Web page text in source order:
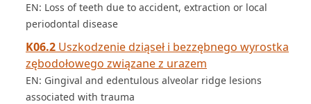
EN: Loss of teeth due to accident, extraction or local
periodontal disease
K06.2 Uszkodzenie dziąseł i bezzębnego wyrostka
zębodołowego związane z urazem
EN: Gingival and edentulous alveolar ridge lesions
associated with trauma